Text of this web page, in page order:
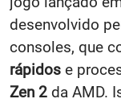
desenvolvido
consoles, que
rápidos e
Zen 2 da AMD.